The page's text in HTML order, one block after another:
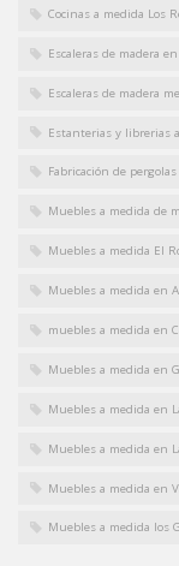
Cocinas a medida Los
Escaleras de madera
Escaleras de madera
Estanterias y librerias
Fabricación de
Muebles a medida de
Muebles a medida El
Muebles a medida en
muebles a medida en
Muebles a medida en
Muebles a medida en
Muebles a medida en
Muebles a medida en
Muebles a medida los